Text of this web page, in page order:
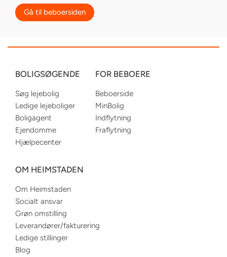
Gå til beboersiden
BOLIGSØGENDE
Søg lejebolig
Ledige lejeboliger
Boligagent
Ejendomme
Hjælpecenter
FOR BEBOERE
Beboerside
MinBolig
Indflytning
Fraflytning
OM HEIMSTADEN
Om Heimstaden
Socialt ansvar
Grøn omstilling
Leverandører/fakturering
Ledige stillinger
Blog